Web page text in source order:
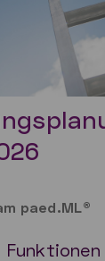
paed.ML®